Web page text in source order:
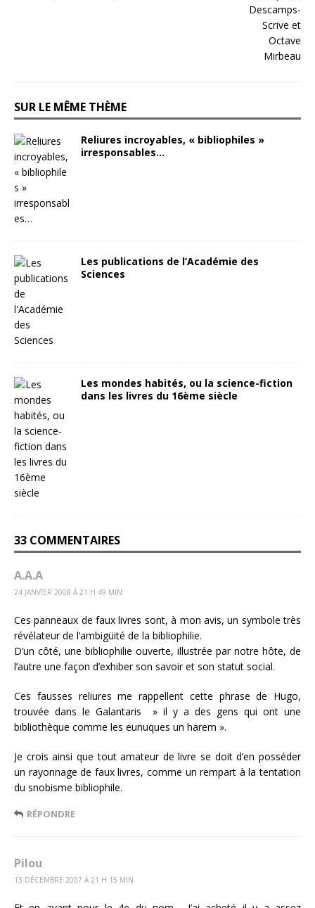
SUR LE MÊME THÈME
Reliures incroyables, « bibliophiles »
irresponsables…
Les publications de l’Académie des
Sciences
Les mondes habités, ou la science-fiction
dans les livres du 16ème siècle
33 COMMENTAIRES
A.A.A
24 JANVIER 2008 Á 21 H 49 MIN
Ces panneaux de faux livres sont, à mon avis, un symbole très
révélateur de l’ambigüité de la bibliophilie.
D’un côté, une bibliophilie ouverte, illustrée par notre hôte, de
l’autre une façon d’exhiber son savoir et son statut social.
Ces fausses reliures me rappellent cette phrase de Hugo,
trouvée dans le Galantaris » il y a des gens qui ont une
bibliothèque comme les eunuques un harem ».
Je crois ainsi que tout amateur de livre se doit d’en posséder
un rayonnage de faux livres, comme un rempart à la tentation
du snobisme bibliophile.
RÉPONDRE
Pilou
13 DÉCEMBRE 2007 Á 21 H 15 MIN